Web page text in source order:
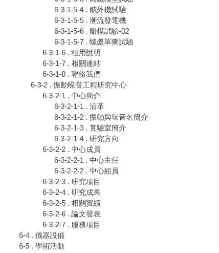
6-3-1-5-4 . 舷外機試驗
6-3-1-5-5 . 潮流發電機
6-3-1-5-6 . 船模試驗-02
6-3-1-5-7 . 螺槳單獨試驗
6-3-1-6 . 租用說明
6-3-1-7 . 相關連結
6-3-1-8 . 聯絡我們
6-3-2 . 振動噪音工程研究中心
6-3-2-1 . 中心簡介
6-3-2-1-1 . 沿革
6-3-2-1-2 . 振動與噪音名簡介
6-3-2-1-3 . 實驗室簡介
6-3-2-1-4 . 研究方向
6-3-2-2 . 中心成員
6-3-2-2-1 . 中心主任
6-3-2-2-2 . 中心組員
6-3-2-3 . 研究項目
6-3-2-4 . 研究成果
6-3-2-5 . 相關實績
6-3-2-6 . 論文發表
6-3-2-7 . 服務項目
6-4 . 儀器設備
6-5 . 學術活動